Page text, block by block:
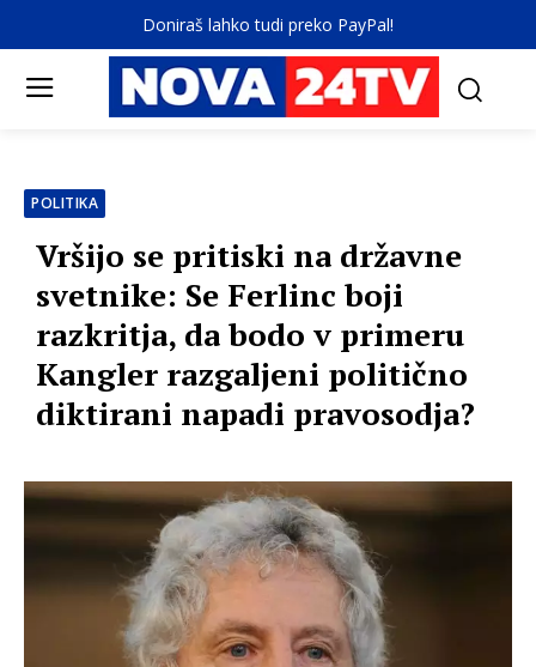
Doniraš lahko tudi preko PayPal!
POLITIKA
Vršijo se pritiski na državne
svetnike: Se Ferlinc boji
razkritja, da bodo v primeru
Kangler razgaljeni politično
diktirani napadi pravosodja?